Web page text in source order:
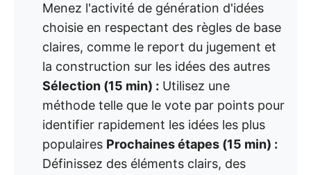
Menez l'activité de génération d'idées
choisie en respectant des règles de base
claires, comme le report du jugement et
la construction sur les idées des autres
Sélection (15 min) : Utilisez une
méthode telle que le vote par points pour
identifier rapidement les idées les plus
populaires Prochaines étapes (15 min) :
Définissez des éléments clairs, des